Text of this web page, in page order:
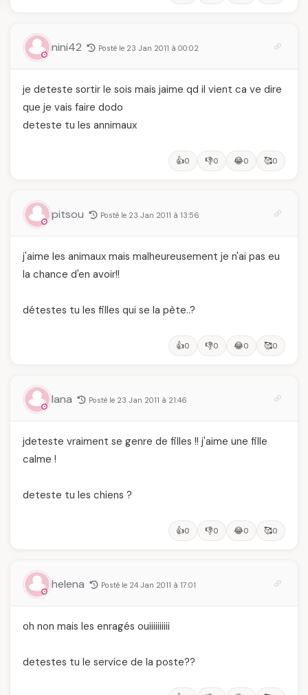
nini42 Posté le 23 Jan 2011 à 00:02
je deteste sortir le sois mais jaime qd il vient ca ve dire
que je vais faire dodo
deteste tu les annimaux
👍0 👎0 😂0 🥰0
pitsou Posté le 23 Jan 2011 à 13:56
j'aime les animaux mais malheureusement je n'ai pas eu
la chance d'en avoir!!
détestes tu les filles qui se la pète..?
👍0 👎0 😂0 🥰0
lana Posté le 23 Jan 2011 à 21:46
jdeteste vraiment se genre de filles !! j'aime une fille
calme !
deteste tu les chiens ?
👍0 👎0 😂0 🥰0
helena Posté le 24 Jan 2011 à 17:01
oh non mais les enragés ouiiiiiiiiii
detestes tu le service de la poste??